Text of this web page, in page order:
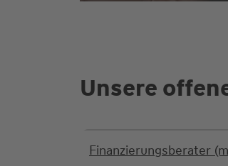
Unsere
Finanzierungsberater